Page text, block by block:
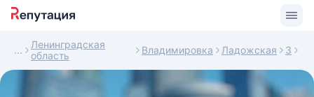
Ленинградская
область
Владимировка Ладожская 3